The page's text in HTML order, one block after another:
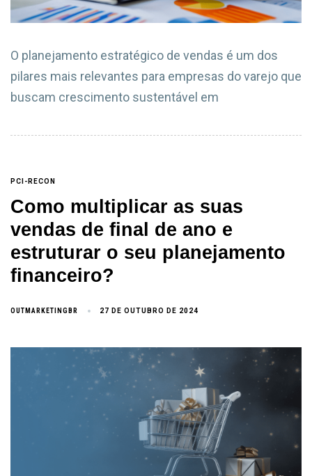
O planejamento estratégico de vendas é um dos
pilares mais relevantes para empresas do varejo que
buscam crescimento sustentável em
PCI-RECON
Como multiplicar as suas
vendas de final de ano e
estruturar o seu planejamento
financeiro?
OUTMARKETINGBR 27 DE OUTUBRO DE 2024